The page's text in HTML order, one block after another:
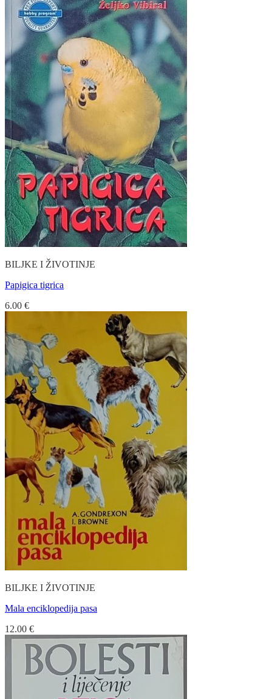
BILJKE I ŽIVOTINJE
Papigica tigrica
6.00 €
BILJKE I ŽIVOTINJE
Mala enciklopedija pasa
12.00 €